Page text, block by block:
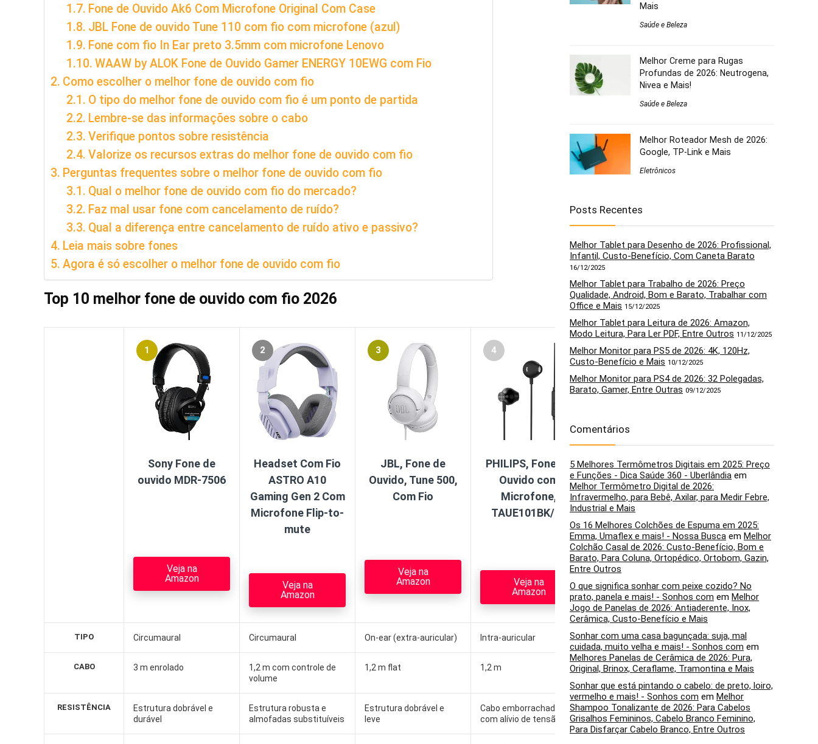
Fone de Ouvido Ak6 Com Microfone Original Com Case
JBL Fone de ouvido Tune 110 com fio com microfone (azul)
Fone com fio In Ear preto 3.5mm com microfone Lenovo
WAAW by ALOK Fone de Ouvido Gamer ENERGY 10EWG com Fio
Como escolher o melhor fone de ouvido com fio
O tipo do melhor fone de ouvido com fio é um ponto de partida
Lembre-se das informações sobre o cabo
Verifique pontos sobre resistência
Valorize os recursos extras do melhor fone de ouvido com fio
Perguntas frequentes sobre o melhor fone de ouvido com fio
Qual o melhor fone de ouvido com fio do mercado?
Faz mal usar fone com cancelamento de ruído?
Qual a diferença entre cancelamento de ruído ativo e passivo?
Leia mais sobre fones
Agora é só escolher o melhor fone de ouvido com fio
Top 10 melhor fone de ouvido com fio 2026
TIPO
CABO
RESISTÊNCIA
1
Sony Fone de
ouvido MDR-7506
Veja na
Amazon
Circumaural
3 m enrolado
Estrutura dobrável e
durável
2
Headset Com Fio
ASTRO A10
Gaming Gen 2 Com
Microfone Flip-to-
mute
Veja na
Amazon
Circumaural
1,2 m com controle de
volume
Estrutura robusta e
almofadas substituíveis
3
JBL, Fone de
Ouvido, Tune 500,
Com Fio
Veja na
Amazon
On-ear (extra-auricular)
1,2 m flat
Estrutura dobrável e
leve
4
PHILIPS, Fone de
Ouvido com
Microfone,
TAUE101BK/00
Veja na
Amazon
Intra-auricular
1,2 m
Cabo emborrachado
com alívio de tensão
5
Motorola,
J15000L15N1L,
Earbuds 105, Fone
de Ouvido com
Microfone
Veja na
Amazon
Intra-auricular
1,2 m
Estrutura simples, não
resistente à água
6
Panasonic Fones
de ouvido intra-
auriculares com
HJE120-K
Veja na
Amazon
Intra-auricular
1 m
Estrutura leve, sem
proteção contra água
Mais
Saúde e Beleza
Melhor Creme para Rugas
Profundas de 2026: Neutrogena,
Nivea e Mais!
Saúde e Beleza
Melhor Roteador Mesh de 2026:
Google, TP-Link e Mais
Eletrônicos
Posts Recentes
Melhor Tablet para Desenho de 2026: Profissional,
Infantil, Custo-Benefício, Com Caneta Barato
16/12/2025
Melhor Tablet para Trabalho de 2026: Preço
Qualidade, Android, Bom e Barato, Trabalhar com
Office e Mais 15/12/2025
Melhor Tablet para Leitura de 2026: Amazon,
Modo Leitura, Para Ler PDF, Entre Outros 11/12/2025
Melhor Monitor para PS5 de 2026: 4K, 120Hz,
Custo-Benefício e Mais 10/12/2025
Melhor Monitor para PS4 de 2026: 32 Polegadas,
Barato, Gamer, Entre Outras 09/12/2025
Comentários
5 Melhores Termômetros Digitais em 2025: Preço
e Funções - Dica Saúde 360 - Uberlândia em
Melhor Termômetro Digital de 2026:
Infravermelho, para Bebê, Axilar, para Medir Febre,
Industrial e Mais
Os 16 Melhores Colchões de Espuma em 2025:
Emma, Umaflex e mais! - Nossa Busca em Melhor
Colchão Casal de 2026: Custo-Benefício, Bom e
Barato, Para Coluna, Ortopédico, Ortobom, Gazin,
Entre Outros
O que significa sonhar com peixe cozido? No
prato, panela e mais! - Sonhos com em Melhor
Jogo de Panelas de 2026: Antiaderente, Inox,
Cerâmica, Custo-Benefício e Mais
Sonhar com uma casa bagunçada: suja, mal
cuidada, muito velha e mais! - Sonhos com em
Melhores Panelas de Cerâmica de 2026: Pura,
Original, Brinox, Ceraflame, Tramontina e Mais
Sonhar que está pintando o cabelo: de preto, loiro,
vermelho e mais! - Sonhos com em Melhor
Shampoo Tonalizante de 2026: Para Cabelos
Grisalhos Femininos, Cabelo Branco Feminino,
Para Disfarçar Cabelo Branco, Entre Outros